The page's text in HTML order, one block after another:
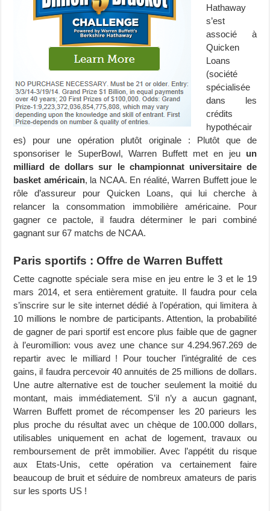
Hathaway
s’est
associé à
Quicken
Loans
(société
spécialisée
dans les
crédits
hypothécair
es) pour une opération plutôt originale : Plutôt que de
sponsoriser le SuperBowl, Warren Buffett met en jeu un
milliard de dollars sur le championnat universitaire de
basket américain, la NCAA. En réalité, Warren Buffett joue le
rôle d’assureur pour Quicken Loans, qui lui cherche à
relancer la consommation immobilière américaine. Pour
gagner ce pactole, il faudra déterminer le pari combiné
gagnant sur 67 matchs de NCAA.
Paris sportifs : Offre de Warren Buffett
Cette cagnotte spéciale sera mise en jeu entre le 3 et le 19
mars 2014, et sera entièrement gratuite. Il faudra pour cela
s’inscrire sur le site internet dédié à l’opération, qui limitera à
10 millions le nombre de participants. Attention, la probabilité
de gagner de pari sportif est encore plus faible que de gagner
à l’euromillion: vous avez une chance sur 4.294.967.269 de
repartir avec le milliard ! Pour toucher l’intégralité de ces
gains, il faudra percevoir 40 annuités de 25 millions de dollars.
Une autre alternative est de toucher seulement la moitié du
montant, mais immédiatement. S’il n’y a aucun gagnant,
Warren Buffett promet de récompenser les 20 parieurs les
plus proche du résultat avec un chèque de 100.000 dollars,
utilisables uniquement en achat de logement, travaux ou
remboursement de prêt immobilier. Avec l’appétit du risque
aux Etats-Unis, cette opération va certainement faire
beaucoup de bruit et séduire de nombreux amateurs de paris
sur les sports US !